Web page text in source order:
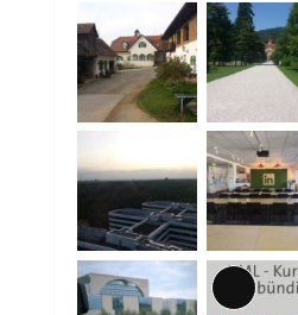
Lange